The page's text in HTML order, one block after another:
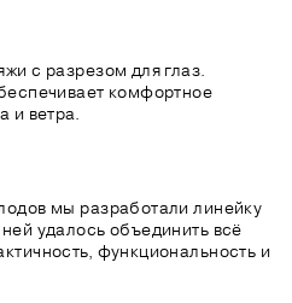
с разрезом для глаз.
комфортное
и ветра.
мы разработали линейку
удалось объединить всё
функциональность и